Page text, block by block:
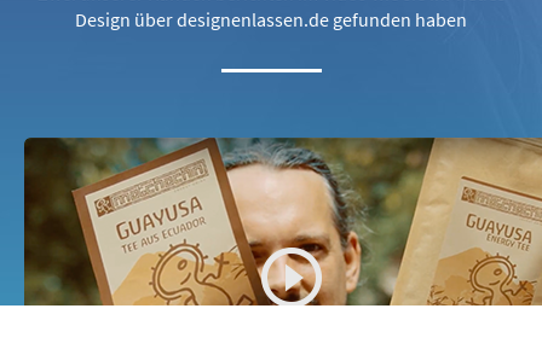
Design über designenlassen.de gefunden haben